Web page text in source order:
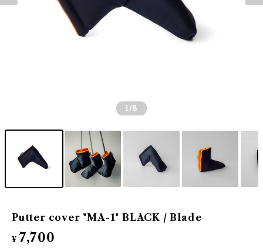
1 /8
Putter cover "MA-1" BLACK / Blade
¥ 7,700